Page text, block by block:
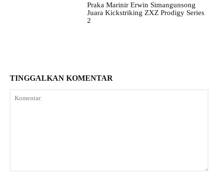
Praka Marinir Erwin Simangunsong
Juara Kickstriking ZXZ Prodigy Series
2
TINGGALKAN KOMENTAR